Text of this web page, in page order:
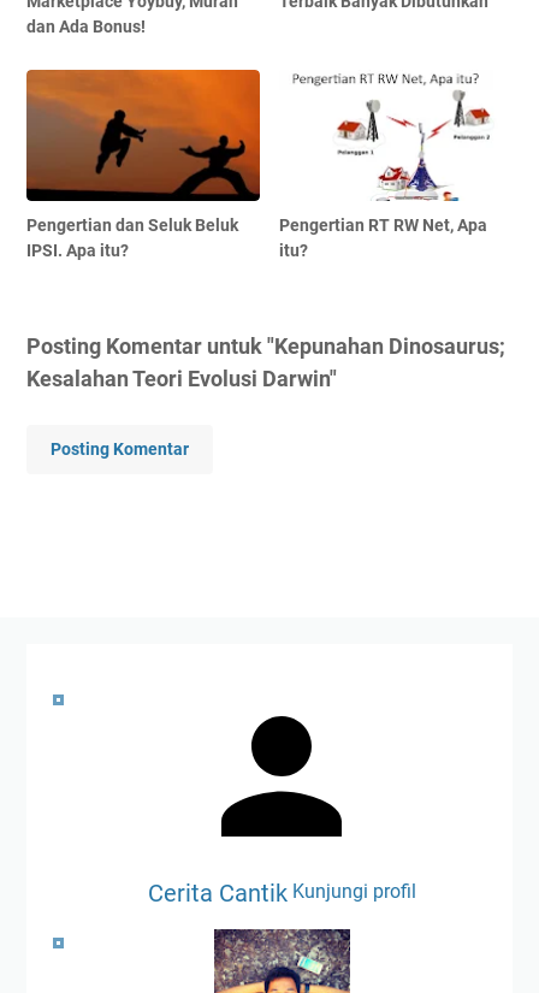
dan Ada Bonus!
Pengertian dan Seluk Beluk
IPSI. Apa itu?
Pengertian RT RW Net, Apa
itu?
Posting Komentar untuk "Kepunahan Dinosaurus;
Kesalahan Teori Evolusi Darwin"
Posting Komentar
Cerita CantikKunjungi profil